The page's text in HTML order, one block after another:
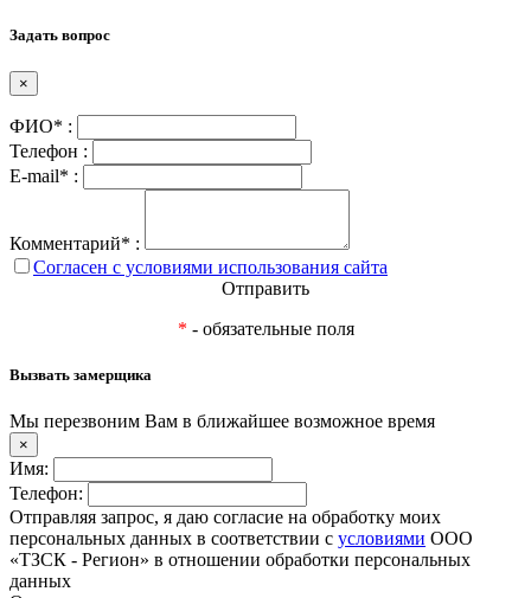
Задать вопрос
×
ФИО* :
Телефон :
E-mail* :
Комментарий* :
Согласен с условиями использования сайта
Отправить
* - обязательные поля
Вызвать замерщика
Мы перезвоним Вам в ближайшее возможное время
×
Имя:
Телефон:
Отправляя запрос, я даю согласие на обработку моих
персональных данных в соответствии с условиями ООО
«ТЗСК - Регион» в отношении обработки персональных
данных